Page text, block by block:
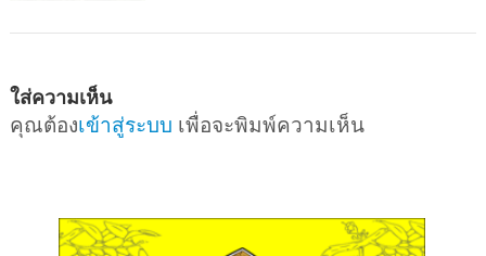
ใส่ความเห็น
คุณต้องเข้าสู่ระบบ เพื่อจะพิมพ์ความเห็น